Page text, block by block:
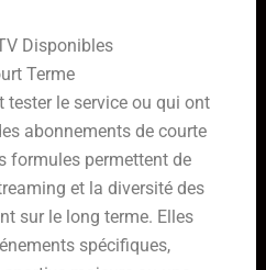
Disponibles
Terme
tester le service ou qui ont
abonnements de courte
formules permettent de
et la diversité des
sur le long terme. Elles
spécifiques,